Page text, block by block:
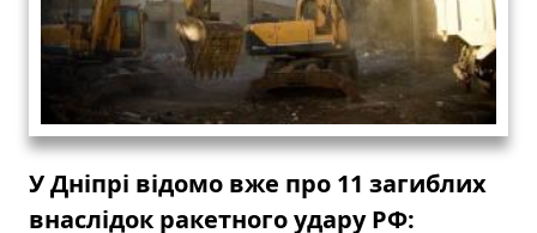
У Дніпрі відомо вже про 11 загиблих
внаслідок ракетного удару РФ: